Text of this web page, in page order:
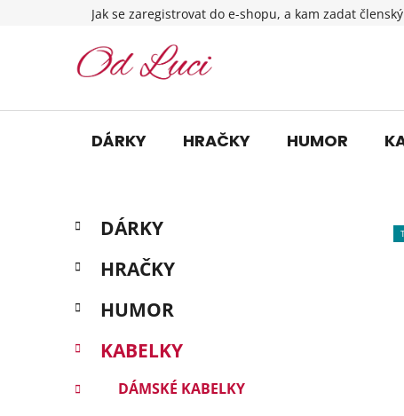
Jak se zaregistrovat do e-shopu, a kam zadat členský
DÁRKY HRAČKY HUMOR
P
s
r
n
n
í
Přeskočit
kategorie
K
a
e
o
i
DÁRKY
HRAČKY
HUMOR
KABELKY
DÁMSKÉ KABELKY